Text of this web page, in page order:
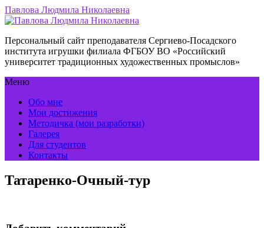
Павлова Людмила Николаевна
Персональный сайт преподавателя Сергиево-Посадского
института игрушки филиала ФГБОУ ВО «Российский
университет традиционных художественных промыслов»
Меню
Обо мне
Мои достижения
Методичка (мои разработки)
Галерея
Для студентов
Контакты
Татаренко-Очный-тур